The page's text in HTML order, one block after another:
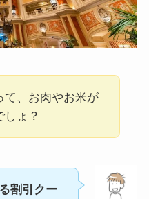
て、お肉やお米が
しょ？
割引クー